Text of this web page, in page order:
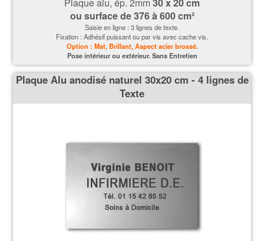
ou surface de376 à 600 cm²
Saisie en ligne : 3 lignes de texte.
Fixation : Adhésif puissant ou par vis avec cache vis.
Option : Mat, Brillant, Aspect acier brossé.
Pose intérieur ou extérieur. Sans Entretien
Plaque Alu anodisé naturel 30x20 cm - 4 lignes de
Texte